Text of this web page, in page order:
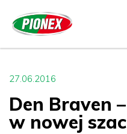
27.06.2016
Den Braven
w nowej